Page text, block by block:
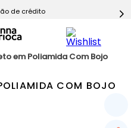
de crédito
em Poliamida Com Bojo
COM BOJO